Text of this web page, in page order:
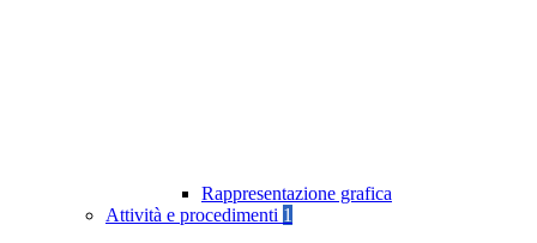
Rappresentazione grafica
Attività e procedimenti 1